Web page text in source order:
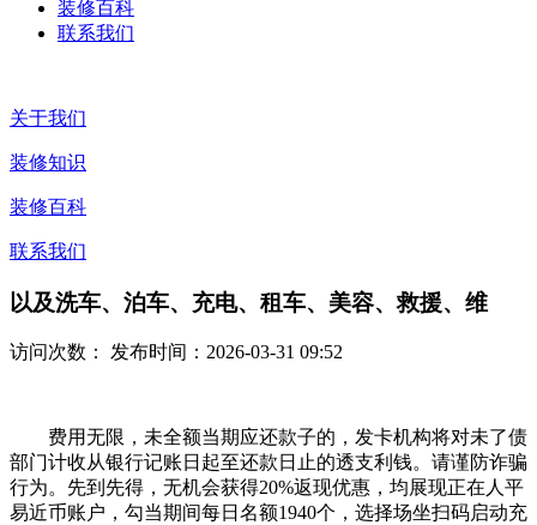
装修百科
联系我们
关于我们
装修知识
装修百科
联系我们
以及洗车、泊车、充电、租车、美容、救援、维
访问次数： 发布时间：2026-03-31 09:52
费用无限，未全额当期应还款子的，发卡机构将对未了债
部门计收从银行记账日起至还款日止的透支利钱。请谨防诈骗
行为。先到先得，无机会获得20%返现优惠，均展现正在人平
易近币账户，勾当期间每日名额1940个，选择场坐扫码启动充